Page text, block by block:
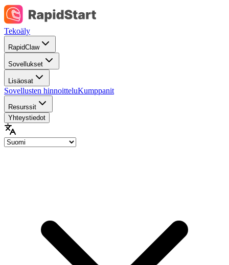
Tekoäly
RapidClaw
Sovellukset
Lisäosat
Sovellusten hinnoitteluKumppanit
Resurssit
Yhteystiedot